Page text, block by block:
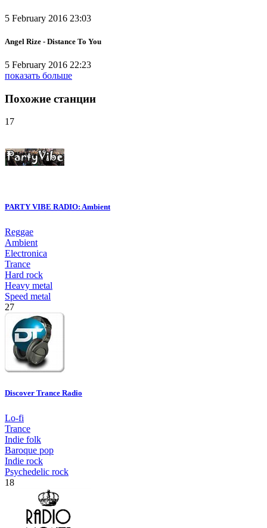
5 February 2016 23:03
Angel Rize - Distance To You
5 February 2016 22:23
показать больше
Похожие станции
17
PARTY VIBE RADIO: Ambient
Reggae
Ambient
Electronica
Trance
Hard rock
Heavy metal
Speed metal
27
Discover Trance Radio
Lo-fi
Trance
Indie folk
Baroque pop
Indie rock
Psychedelic rock
18